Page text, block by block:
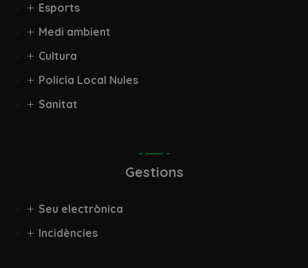
Esports
Medi ambient
Cultura
Policia Local Nules
Sanitat
Gestions
Seu electrònica
Incidències